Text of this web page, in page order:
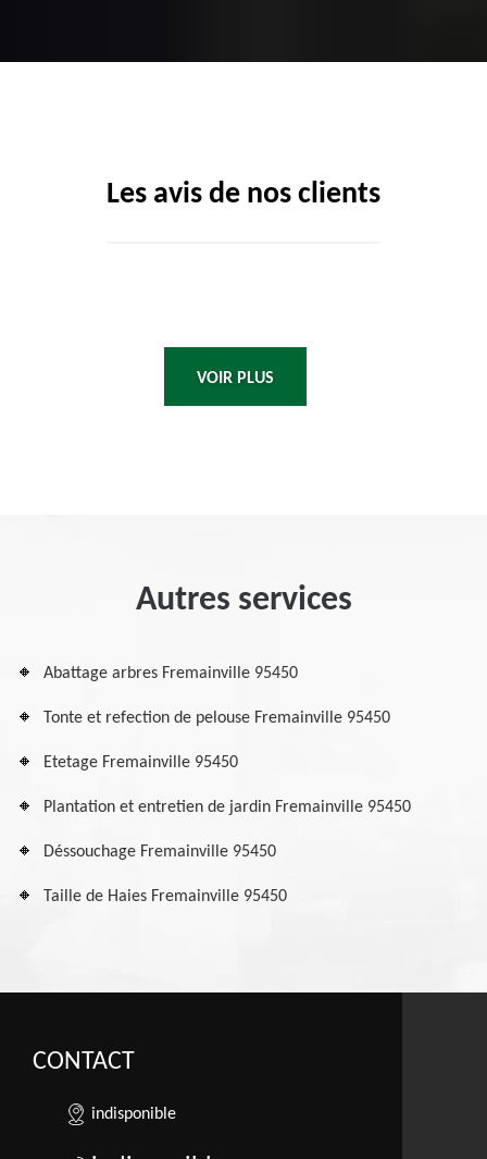
Les avis de nos clients
VOIR PLUS
Autres services
Abattage arbres Fremainville 95450
Tonte et refection de pelouse Fremainville 95450
Etetage Fremainville 95450
Plantation et entretien de jardin Fremainville 95450
Déssouchage Fremainville 95450
Taille de Haies Fremainville 95450
CONTACT
indisponible